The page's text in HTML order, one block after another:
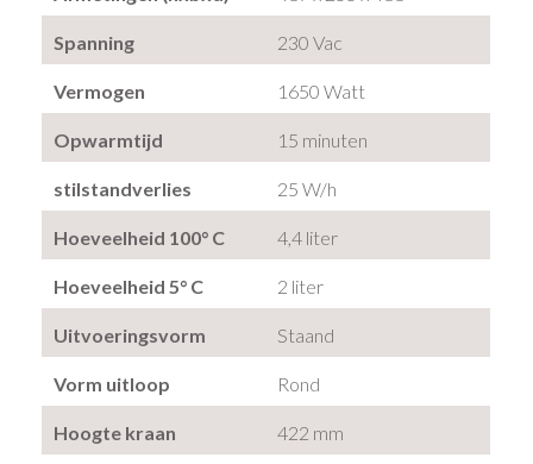
Spanning 230 Vac
Vermogen 1650 Watt
Opwarmtijd 15 minuten
stilstandverlies 25 W/h
Hoeveelheid 100° C 4,4 liter
Hoeveelheid 5° C 2 liter
Uitvoeringsvorm Staand
Vorm uitloop Rond
Hoogte kraan 422 mm